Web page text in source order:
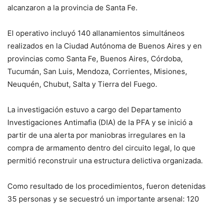
alcanzaron a la provincia de Santa Fe.
El operativo incluyó 140 allanamientos simultáneos
realizados en la Ciudad Autónoma de Buenos Aires y en
provincias como Santa Fe, Buenos Aires, Córdoba,
Tucumán, San Luis, Mendoza, Corrientes, Misiones,
Neuquén, Chubut, Salta y Tierra del Fuego.
La investigación estuvo a cargo del Departamento
Investigaciones Antimafia (DIA) de la PFA y se inició a
partir de una alerta por maniobras irregulares en la
compra de armamento dentro del circuito legal, lo que
permitió reconstruir una estructura delictiva organizada.
Como resultado de los procedimientos, fueron detenidas
35 personas y se secuestró un importante arsenal: 120